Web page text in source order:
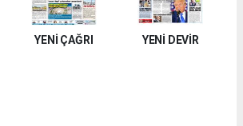
YENİ ÇAĞRI YENİ DEVİR